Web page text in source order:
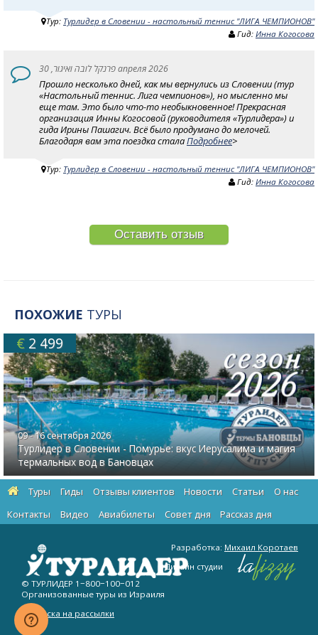
Тур: Турлидер в Словении - настольный теннис "ЛИГА ЧЕМПИОНОВ"
Гид: Инна Когосова
פרנקל לובה ואיגור, 30 апреля 2026
Прошло несколько дней, как мы вернулись из Словении (тур
«Настольный теннис. Лига чемпионов»), но мысленно мы
еще там. Это было что-то необыкновенное! Прекрасная
организация Инны Когосовой (руководителя «Турлидера») и
гида Ирины Пашагич. Всё было продумано до мелочей.
Благодаря вам эта поездка сталаПодробнее>
Тур: Турлидер в Словении - настольный теннис "ЛИГА ЧЕМПИОНОВ"
Гид: Инна Когосова
Оставить отзыв
ПОХОЖИЕ ТУРЫ
€ 2 499
09 - 16 сентября 2026
Турлидер в Словении - Помурье: вкус Иерусалима и магия
термальных вод в Бановцах
Туры Гиды Отзывы клиентов Новости Статьи
О нас
Контакты
Видео Авиабилеты Cовет дня Рассказ дня
© ТУРЛИДЕР 1−800−100−012
Организованные туры из Израиля
Подписка на рассылки
Разработка: Михаил Коротаев
Дизайн студии